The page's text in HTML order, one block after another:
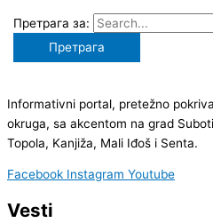
Претрага за:
Informativni portal, pretežno
okruga, sa akcentom na grad
Topola, Kanjiža, Mali Iđoš i Senta.
Facebook Instagram Youtube
Vesti